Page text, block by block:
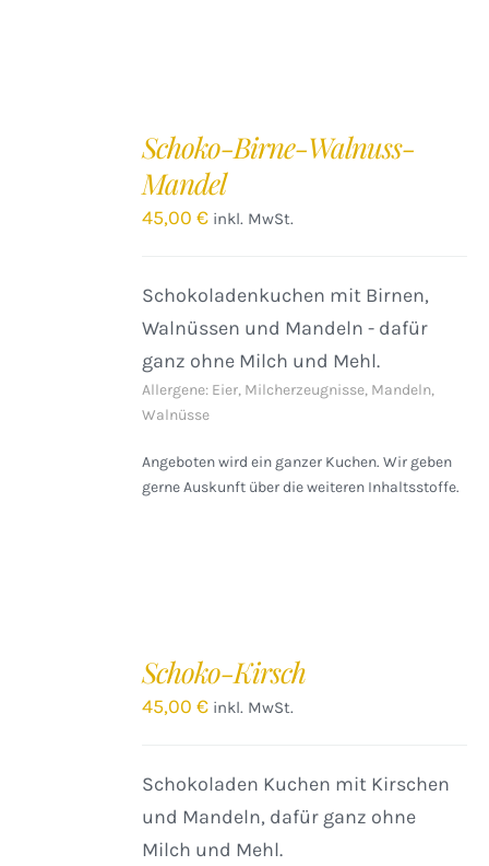
Schoko-Birne-Walnuss-
Mandel
45,00€ inkl. MwSt.
Schokoladenkuchen mit Birnen,
Walnüssen und Mandeln - dafür
ganz ohne Milch und Mehl.
Allergene: Eier, Milcherzeugnisse, Mandeln,
Walnüsse
Angeboten wird ein ganzer Kuchen. Wir geben
gerne Auskunft über die weiteren Inhaltsstoffe.
Schoko-Kirsch
45,00€ inkl. MwSt.
Schokoladen Kuchen mit Kirschen
und Mandeln, dafür ganz ohne
Milch und Mehl.